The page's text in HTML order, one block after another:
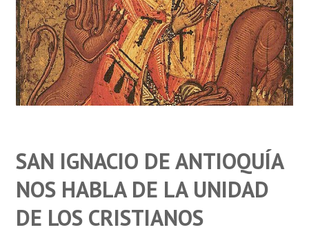
SAN IGNACIO DE ANTIOQUÍA
NOS HABLA DE LA UNIDAD
DE LOS CRISTIANOS